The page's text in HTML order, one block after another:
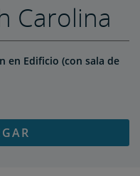
Carolina
en Edificio (con sala de